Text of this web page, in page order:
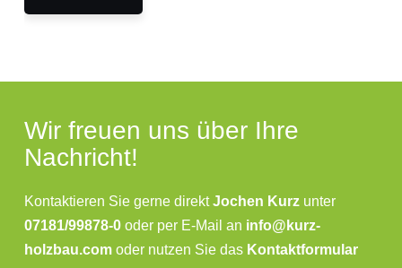
Wir freuen uns über Ihre
Nachricht!
Kontaktieren Sie gerne direktJochen Kurzunter
07181/99878-0oder per E-Mail an info@kurz-
holzbau.com oder nutzen Sie das Kontaktformular